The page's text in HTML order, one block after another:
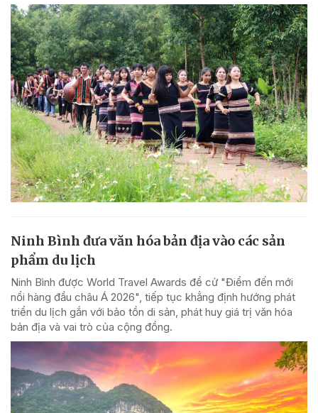
Ninh Bình đưa văn hóa bản địa vào các sản
phẩm du lịch
Ninh Bình được World Travel Awards đề cử "Điểm đến mới
nổi hàng đầu châu Á 2026", tiếp tục khẳng định hướng phát
triển du lịch gắn với bảo tồn di sản, phát huy giá trị văn hóa
bản địa và vai trò của cộng đồng.